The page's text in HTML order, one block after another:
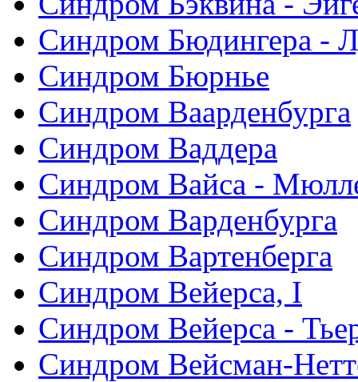
Синдром Бюдингера -
Синдром Бюрнье
Синдром Ваарденбурга
Синдром Ваддера
Синдром Вайса -
Синдром Варденбурга
Синдром Вартенберга
Синдром Вейерса, I
Синдром Вейерса -
Синдром Вейсман-